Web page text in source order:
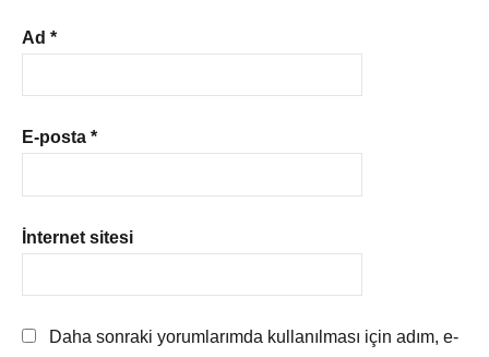
Ad *
E-posta *
İnternet sitesi
Daha sonraki yorumlarımda kullanılması için adım, e-